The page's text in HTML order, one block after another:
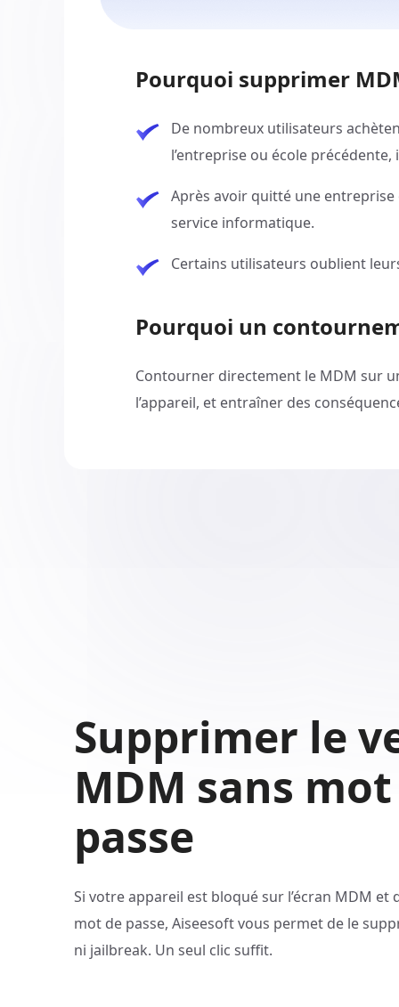
Pourquoi supprimer
De nombreux utilisateurs
l’entreprise ou école
Après avoir quitté une
service informatique.
Certains utilisateurs oublient
Pourquoi un
Contourner directement le MDM sur
l’appareil, et entraîner des
Supprimer le
MDM sans
passe
Si votre appareil est bloqué sur l’écran MDM et
mot de passe, Aiseesoft vous permet de le
ni jailbreak. Un seul clic suffit.